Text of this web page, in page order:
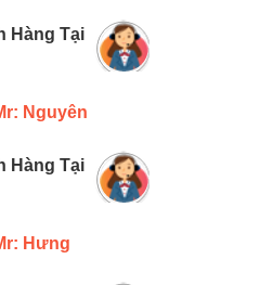
Hàng Tại
Nguyên
Hàng Tại
Hưng